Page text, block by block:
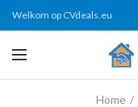
Welkom op CVdeals.eu
Home